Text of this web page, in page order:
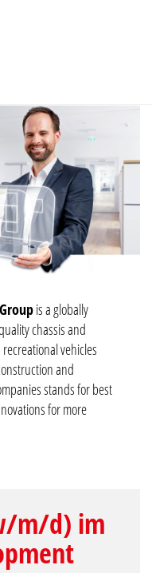
m/d) im
is a globally
chassis and
vehicles
and
stands for best
for more